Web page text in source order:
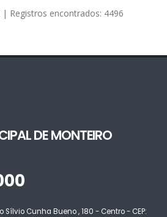
| Registros encontrados: 4496
DE MONTEIRO
Cunha Bueno , 180 - Centro - CEP: